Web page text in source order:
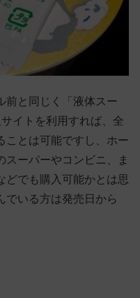
前と同じく「液体スー
イトを利用すれば、全
ことは可能ですし、ホー
スーパーやコンビニ、ま
どでも購入可能かとは思
でいる方は発売日から